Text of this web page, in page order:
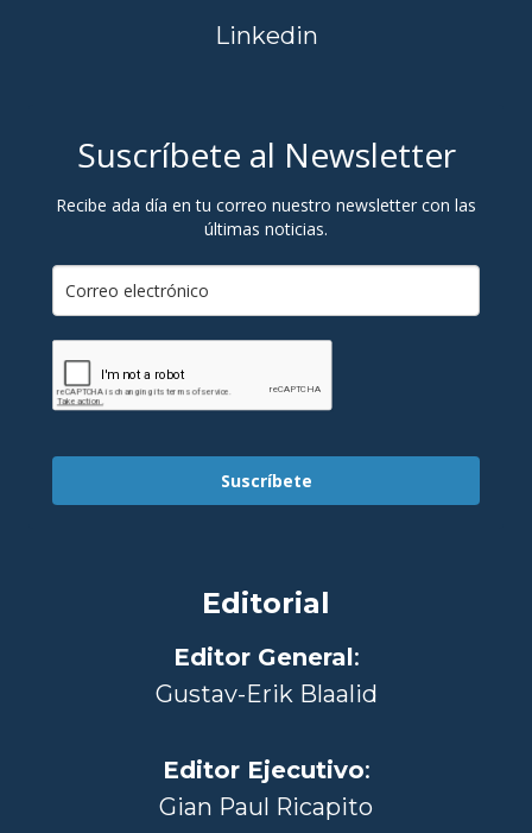
Linkedin
Suscríbete al Newsletter
Recibe ada día en tu correo nuestro newsletter con las
últimas noticias.
Suscríbete
Editorial
Editor General:
Gustav-Erik Blaalid
Editor Ejecutivo:
Gian Paul Ricapito